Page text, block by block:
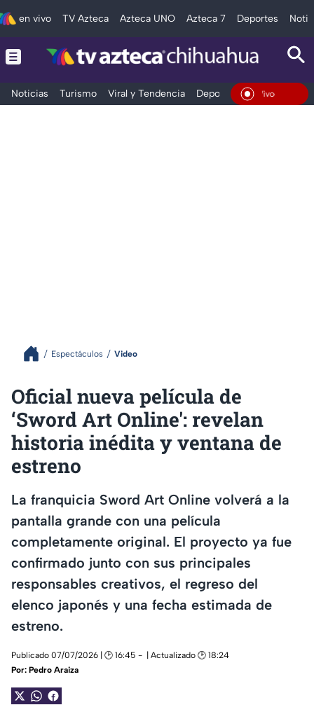
en vivo TV Azteca Azteca UNO Azteca 7 Deportes
Noticias Turismo Viral y Tendencia Deportes Espectáculos
En Vivo
Espectáculos Video
Oficial nueva película de
‘Sword Art Online': revelan
historia inédita y ventana de
estreno
La franquicia Sword Art Online volverá a la
pantalla grande con una película
completamente original. El proyecto ya fue
confirmado junto con sus principales
responsables creativos, el regreso del
elenco japonés y una fecha estimada de
estreno.
Publicado 07/07/2026 | 🕑 16:45
| Actualizado 🕑 18:24
Por: Pedro Araiza